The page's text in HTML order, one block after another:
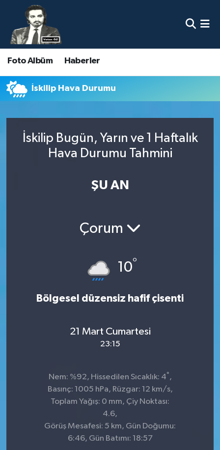
Foto Albüm Haberler
İskilip Hava Durumu
İskilip Bugün, Yarın ve 1 Haftalık
Hava Durumu Tahmini
ŞU AN
Çorum
10°
Bölgesel düzensiz hafif çisenti
21 Mart Cumartesi
23:15
Nem: %92, Hissedilen Sıcaklık: 4° ,
Basınç: 1005 hPa, Rüzgar: 12 km/s,
Toplam Yağış: 0 mm, Çiy Noktası:
4.6,
Görüş Mesafesi: 5 km, Gün Doğumu:
6:46, Gün Batımı: 18:57
Nöbetçi Eczaneler
Hava Durumu
Namaz Vakitleri
Süper Lig Puan Durumu ve Fikstür
Son Dakika Haberleri